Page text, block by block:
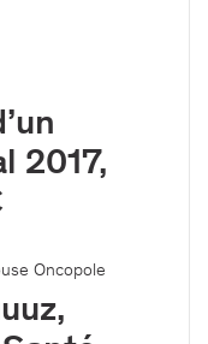
2017,
Oncopole